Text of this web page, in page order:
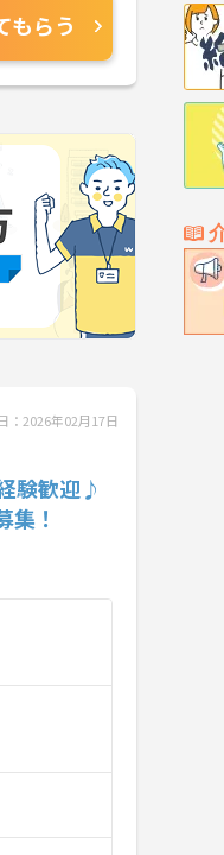
もらう
：2026年02月17日
験歓迎♪
集！